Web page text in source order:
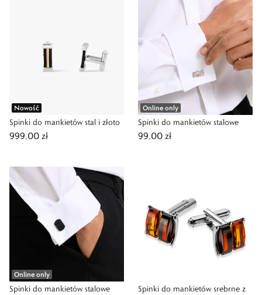
Nowość
Spinki do mankietów stal i złoto
999,00 zł
Online only
Spinki do mankietów stalowe
99,00 zł
Online only
Spinki do mankietów stalowe
Spinki do mankietów srebrne z